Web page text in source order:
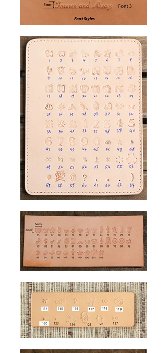
能與美感兼備
高品質加固帶扣，耐用可靠
適合自用、送禮或活動回